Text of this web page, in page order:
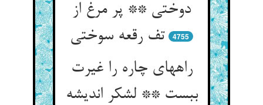
دوختی ** پر مرغ از
تف رقعه سوختی
4755
راههای چاره را غیرت
ببست ** لشکر اندیشه